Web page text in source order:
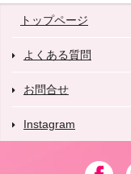
トップページ
よくある質問
お問合せ
Instagram